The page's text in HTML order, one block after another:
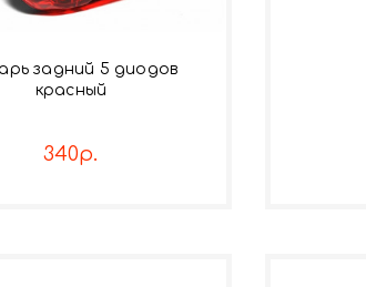
задний 5 диодов
красный
340р.